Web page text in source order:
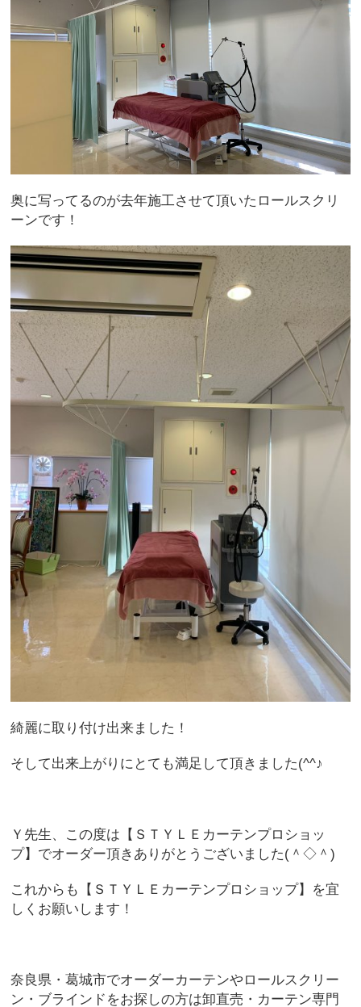
奥に写ってるのが去年施工させて頂いたロールスクリ
ーンです！
綺麗に取り付け出来ました！
そして出来上がりにとても満足して頂きました(^^♪
Ｙ先生、この度は【ＳＴＹＬＥカーテンプロショッ
プ】でオーダー頂きありがとうございました(＾◇＾)
これからも【ＳＴＹＬＥカーテンプロショップ】を宜
しくお願いします！
奈良県・葛城市でオーダーカーテンやロールスクリー
ン・ブラインドをお探しの方は卸直売・カーテン専門